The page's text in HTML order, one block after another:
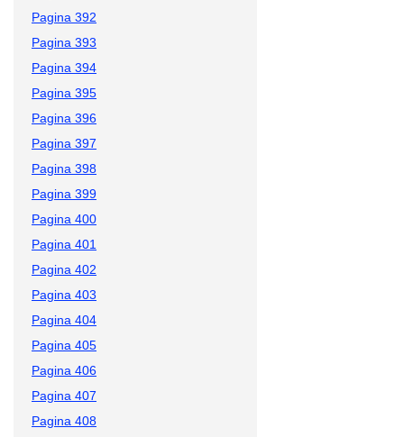
Pagina 392
Pagina 393
Pagina 394
Pagina 395
Pagina 396
Pagina 397
Pagina 398
Pagina 399
Pagina 400
Pagina 401
Pagina 402
Pagina 403
Pagina 404
Pagina 405
Pagina 406
Pagina 407
Pagina 408